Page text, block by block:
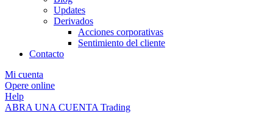
Updates
Derivados
Acciones corporativas
Sentimiento del cliente
Contacto
Mi cuenta
Opere online
Help
ABRA UNA CUENTA Trading